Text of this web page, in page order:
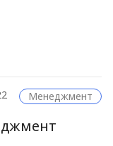
Менеджмент